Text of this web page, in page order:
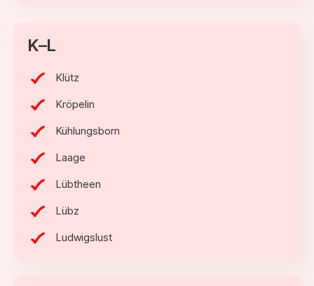
K–L
Klütz
Kröpelin
Kühlungsborn
Laage
Lübtheen
Lübz
Ludwigslust